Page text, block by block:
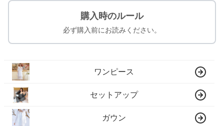
購入時のルール
必ず購入前にお読みください。
ワンピース
セットアップ
ガウン